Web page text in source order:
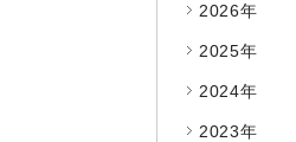
2026年
2025年
2024年
2023年